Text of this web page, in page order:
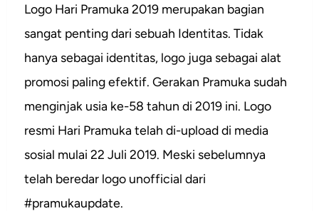
Logo Hari Pramuka 2019 merupakan bagian
sangat penting dari sebuah Identitas. Tidak
hanya sebagai identitas, logo juga sebagai alat
promosi paling efektif. Gerakan Pramuka sudah
menginjak usia ke-58 tahun di 2019 ini. Logo
resmi Hari Pramuka telah di-upload di media
sosial mulai 22 Juli 2019. Meski sebelumnya
telah beredar logo unofficial dari
#pramukaupdate.